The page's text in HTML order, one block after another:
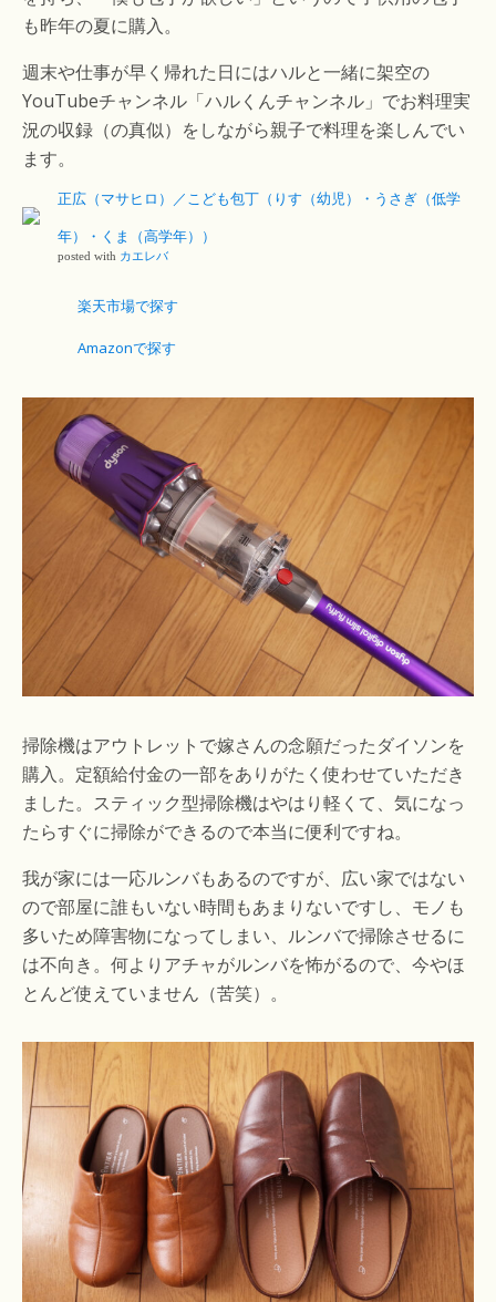
も昨年の夏に購入。
週末や仕事が早く帰れた日にはハルと一緒に架空の
YouTubeチャンネル「ハルくんチャンネル」でお料理実
況の収録（の真似）をしながら親子で料理を楽しんでい
ます。
正広（マサヒロ）／こども包丁（りす（幼児）・うさぎ（低学
年）・くま（高学年））
posted with カエレバ
楽天市場で探す
Amazonで探す
掃除機はアウトレットで嫁さんの念願だったダイソンを
購入。定額給付金の一部をありがたく使わせていただき
ました。スティック型掃除機はやはり軽くて、気になっ
たらすぐに掃除ができるので本当に便利ですね。
我が家には一応ルンバもあるのですが、広い家ではない
ので部屋に誰もいない時間もあまりないですし、モノも
多いため障害物になってしまい、ルンバで掃除させるに
は不向き。何よりアチャがルンバを怖がるので、今やほ
とんど使えていません（苦笑）。